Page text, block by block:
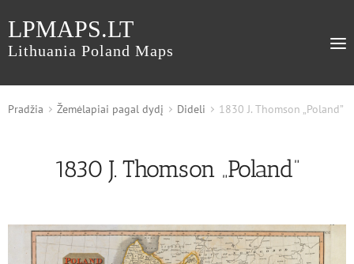
LPMAPS.LT
Lithuania Poland Maps
Pradžia Žemėlapiai pagal dydį Dideli 1830 J. Thomson „Poland”
1830 J. Thomson „Poland”